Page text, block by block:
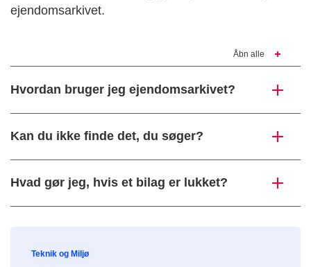
ejendomsarkivet.
Åbn alle
Hvordan bruger jeg ejendomsarkivet?
Kan du ikke finde det, du søger?
Hvad gør jeg, hvis et bilag er lukket?
Teknik og Miljø